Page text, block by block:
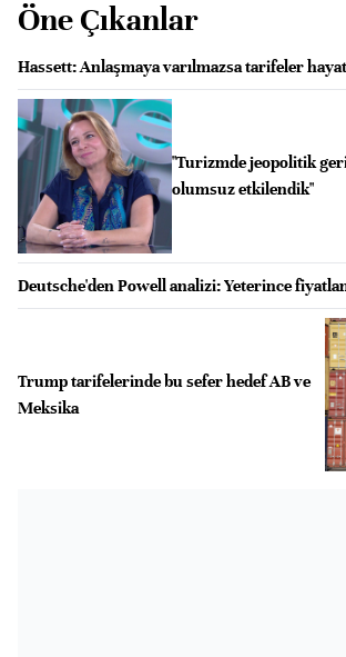
Öne Çıkanlar
Hassett: Anlaşmaya varılmazsa tarifeler
"Turizmde jeopolitik
olumsuz etkilendik"
Deutsche'den Powell analizi: Yeterince
Trump tarifelerinde bu sefer hedef AB ve
Meksika